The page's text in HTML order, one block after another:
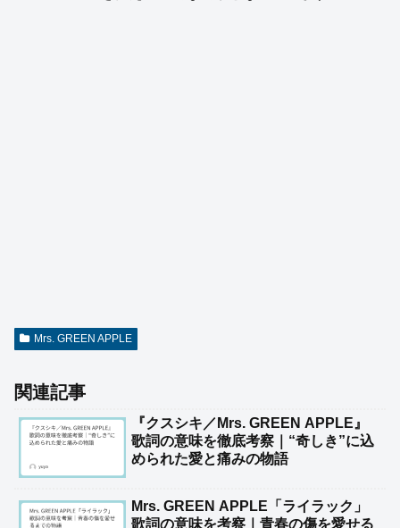
Mrs. GREEN APPLE
関連記事
『クスシキ／Mrs. GREEN APPLE』
歌詞の意味を徹底考察｜“奇しき”に込
められた愛と痛みの物語
Mrs. GREEN APPLE「ライラック」
歌詞の意味を考察｜青春の傷を愛せる